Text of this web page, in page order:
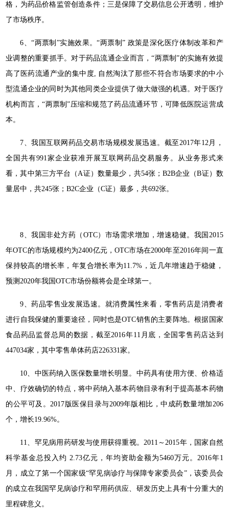
格，为药品价格监管创造条件；三是保障了交易信息公开透明，维护
了市场秩序。
6、“两票制”实施效果。“两票制” 政策是深化医疗体制改革和产
业调整的重要抓手。对于药品流通企业而言，“两票制”的实施有效提
高了医药流通产业的集中度, 自然淘汰了那些不符合市场要求的中小
型流通企业的同时为其他同类企业提供了做大做强的机遇。对于医疗
机构而言，“两票制”压缩和规范了药品流通环节，可降低医院运营成
本。
7、我国互联网药品交易市场规模发展迅速。截至2017年12月，
全国共有991家企业获准开展互联网药品交易服务。从业务形式来
看，其中第三方平台（A证）数量最少，共54张；B2B企业（B证）数
量居中，共245张；B2C企业（C证）最多，共692张。
8、我国非处方药（OTC）市场需求增加，增速稳健。我国2015
年OTC的市场规模约为2400亿元，OTC市场在2000年至2016年间一直
保持较高的增长率，年复合增长率为11.7%，近几年增速趋于稳健，
预测2020年我国OTC市场份额将会是全球第一。
9、药品零售业发展迅速。就消费属性来看，零售药店是消费者
进行自我保健的重要途径，同时也是OTC销售的主要阵地。根据国家
食品药品监督总局的数据，截至2016年11月底，全国零售药店达到
447034家，其中零售单体药店226331家。
10、中医药纳入医保数量增长明显。中药具有使用方便、价格适
中、疗效确切的特点，将中药纳入基本药物目录有利于提高基本药物
的公平可及。2017版医保目录与2009年版相比，中成药数量增加206
个，增长19.96%。
11、罕见病用药研发与使用获得重视。2011～2015年，国家自然
科学基金总投入约 2.73亿元，年均资助金额为5460万元。2016年1
月，成立了第一个国家级“罕见病诊疗与保障专家委员会”，该委员会
的成立在我国罕见病诊疗和罕用药供应、研发历史上具有十分重大的
里程碑意义。